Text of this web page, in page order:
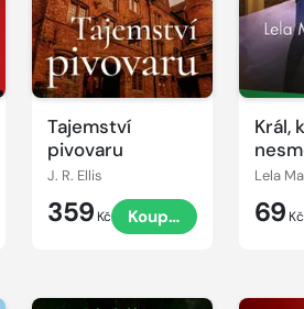
Tajemství
pivovaru
J. R. Ellis
359 Kč Koupit
Král,
Lela
69 Kč